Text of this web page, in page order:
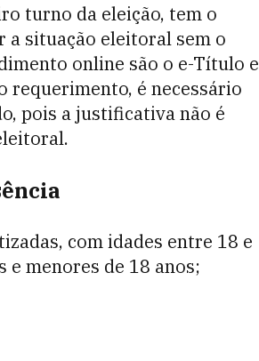
turno da eleição, tem o
a situação eleitoral sem o
online são o e-Título e
requerimento, é necessário
pois a justificativa não é
com idades entre 18 e
e menores de 18 anos;